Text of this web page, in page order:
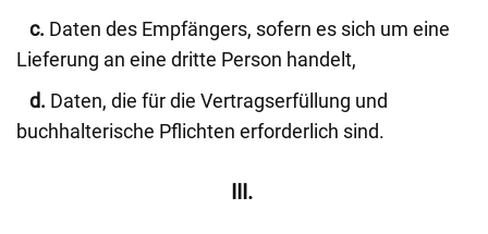
c. Daten des Empfängers, sofern es sich um eine
Lieferung an eine dritte Person handelt,
d. Daten, die für die Vertragserfüllung und
buchhalterische Pflichten erforderlich sind.
III.